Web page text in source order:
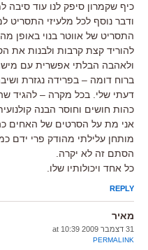
כיף שקמרון סיפק לנו עוד סיבה
ודבר נוסף לכל מלעיזי התסריט
התסריט של אווטר בנוי באופן
להוריד קצת קרבות ולבנות את
ולאהבה הבלתי אפשרית עם
ברוח דומה – בפרידה נגזרת
דעתי שלי. בכל מקרה – להגיד
כהות חושים וחוסר הבנה
אני מת על הסרטים של האחים
מותחן עלילתי מהודק פרי ידם
הסתם זה לא יקרה.
כל אחד ויכולותיו שלו.
REPLY
מאיר
31 דצמבר 2009 at 10:39
PERMALINK